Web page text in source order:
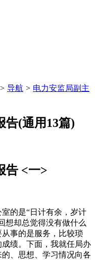
> 导航 > 电力安监局副主
告(通用13篇)
告 <一>
的是“日计有余，岁计
想却总觉得没有做什么
事的是服务，比较琐
绩。下面，我就任局办
、思想、学习情况向各